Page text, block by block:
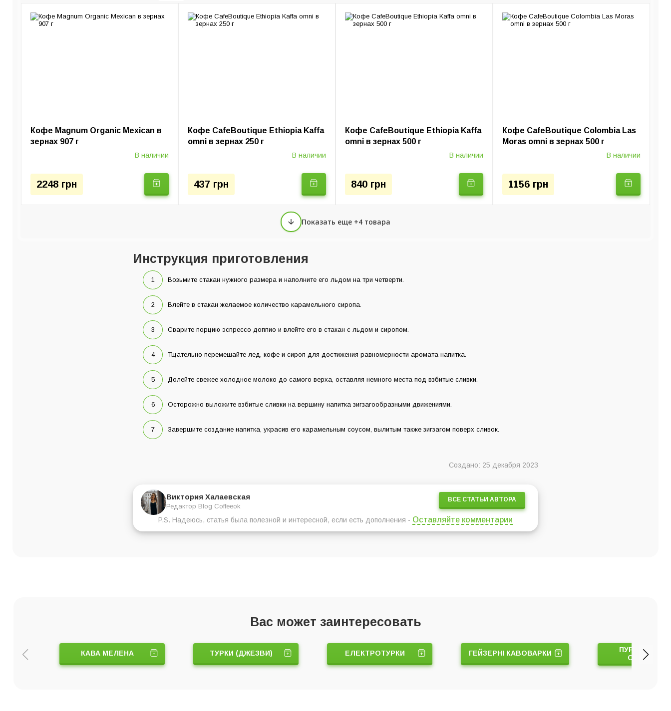
Кофемашины Пуроверы и серверы Турки (Джезвы)
Кофе Magnum Organic Mexican в
зернах 907 г
В наличии
2248 грн
Кофе CafeBoutique Ethiopia Kaffa
omni в зернах 250 г
В наличии
437 грн
Кофе CafeBoutique Ethiopia Kaffa
omni в зернах 500 г
В наличии
840 грн
Кофе CafeBoutique Colombia Las
Moras omni в зернах 500 г
В наличии
1156 грн
Показать еще +4 товара
Инструкция приготовления
Возьмите стакан нужного размера и наполните его льдом на три четверти.
Влейте в стакан желаемое количество карамельного сиропа.
Сварите порцию эспрессо доппио и влейте его в стакан с льдом и сиропом.
Тщательно перемешайте лед, кофе и сироп для достижения равномерности аромата напитка.
Долейте свежее холодное молоко до самого верха, оставляя немного места под взбитые сливки.
Осторожно выложите взбитые сливки на вершину напитка зигзагообразными движениями.
Завершите создание напитка, украсив его карамельным соусом, вылитым также зигзагом поверх сливок.
Создано: 25 декабря 2023
Виктория Халаевская
Редактор Blog Coffeeok
ВСЕ СТАТЬИ АВТОРА
P.S. Надеюсь, статья была полезной и интересной, если есть дополнения - Оставляйте комментарии
Вас может заинтересовать
КАВА МЕЛЕНА ТУРКИ (ДЖЕЗВИ) ЕЛЕКТРОТУРКИ ГЕЙЗЕРНІ КАВОВАРКИ
ПУРОВЕРИ
СЕРВЕРИ